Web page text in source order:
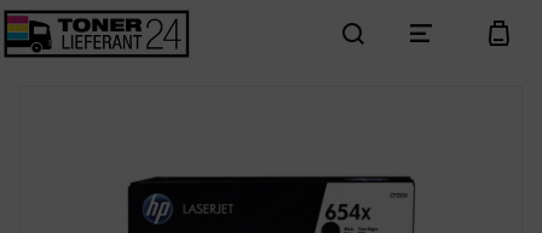
search menu cart